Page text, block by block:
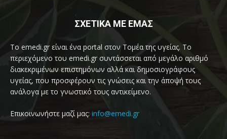
ΣΧΕΤΙΚΑ ΜΕ ΕΜΑΣ
Το emedi.gr είναι ένα portal στον Τομέα της υγείας. Το
περιεχόμενο του emedi.gr συντάσσεται από μεγάλο αριθμό
διακεκριμένων επιστημόνων αλλά και δημοσιογράφους
υγείας, που προσφέρουν τις γνώσεις και την άποψή τους
ανάλογα με το γνωστικό τους αντικείμενο.
Επικοινωνήστε μαζί μας: info@emedi.gr